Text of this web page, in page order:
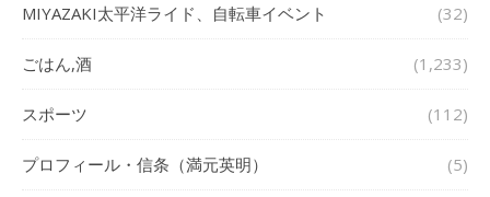
MIYAZAKI太平洋ライド、自転車イベント (32)
ごはん,酒 (1,233)
スポーツ (112)
プロフィール・信条（満元英明） (5)